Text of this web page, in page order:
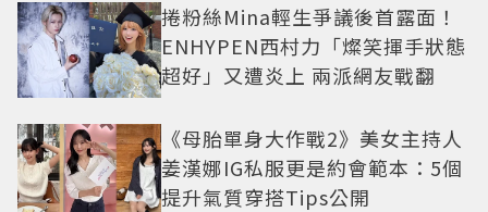
捲粉絲Mina輕生爭議後首露面！
ENHYPEN西村力「燦笑揮手狀態
超好」又遭炎上 兩派網友戰翻
《母胎單身大作戰2》美女主持人
姜漢娜IG私服更是約會範本：5個
提升氣質穿搭Tips公開